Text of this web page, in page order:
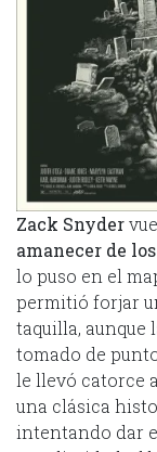
Zack Snyder
amanecer de
lo puso en el
permitió forjar
taquilla, aunque
tomado de
le llevó catorce
una clásica
intentando dar